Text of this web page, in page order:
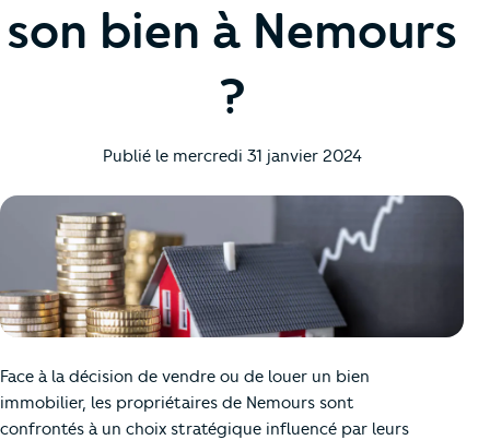
son bien à Nemours
?
Publié le mercredi 31 janvier 2024
Face à la décision de vendre ou de louer un bien
immobilier, les propriétaires de Nemours sont
confrontés à un choix stratégique influencé par leurs